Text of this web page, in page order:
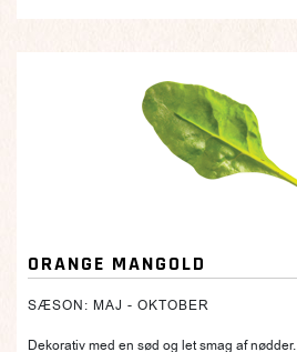
ORANGE MANGOLD
SÆSON: MAJ - OKTOBER
Dekorativ med en sød og let smag af nødder.